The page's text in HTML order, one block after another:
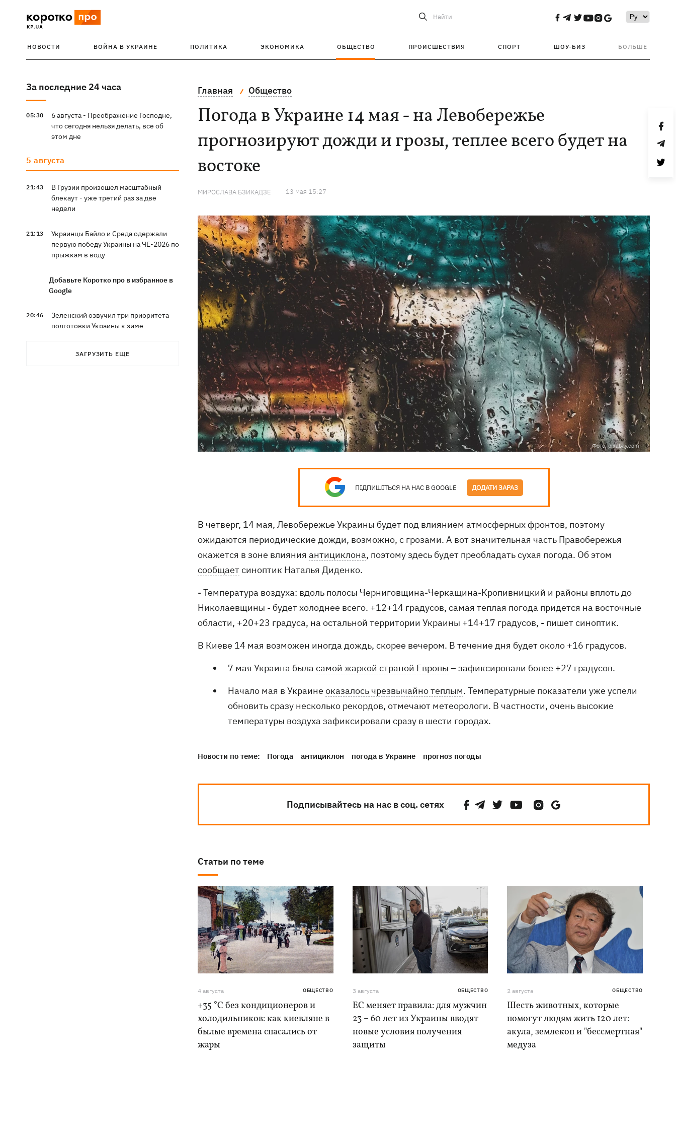
Найти
НОВОСТИ ВОЙНА В УКРАИНЕ ПОЛИТИКА ЭКОНОМИКА ОБЩЕСТВО ПРОИСШЕСТВИЯ СПОРТ ШОУ-БИЗ БОЛЬШЕ
За последние 24 часа
05:30
6 августа - Преображение Господне,
что сегодня нельзя делать, все об
этом дне
5 августа
21:43
В Грузии произошел масштабный
блекаут - уже третий раз за две
недели
21:13
Украинцы Байло и Среда одержали
первую победу Украины на ЧЕ-2026 по
прыжкам в воду
Добавьте Коротко про в избранное в
Google
20:46
Зеленский озвучил три приоритета
подготовки Украины к зиме
Украинцев просят сократить
ЗАГРУЗИТЬ ЕЩЕ
Главная Общество
Погода в Украине 14 мая - на Левобережье
прогнозируют дожди и грозы, теплее всего будет на
востоке
МИРОСЛАВА БЗИКАДЗЕ 13 мая 15:27
Фото: pixabay.com
ПІДПИШІТЬСЯ НА НАС В GOOGLE ДОДАТИ ЗАРАЗ
В четверг, 14 мая, Левобережье Украины будет под влиянием атмосферных фронтов, поэтому
ожидаются периодические дожди, возможно, с грозами. А вот значительная часть Правобережья
окажется в зоне влияния антициклона, поэтому здесь будет преобладать сухая погода. Об этом
сообщаетсиноптик Наталья Диденко.
- Температура воздуха: вдоль полосы Черниговщина-Черкащина-Кропивницкий и районы вплоть до
Николаевщины - будет холоднее всего. +12+14 градусов, самая теплая погода придется на восточные
области, +20+23 градуса, на остальной территории Украины +14+17 градусов, - пишет синоптик.
В Киеве 14 мая возможен иногда дождь, скорее вечером. В течение дня будет около +16 градусов.
7 мая Украина была самой жаркой страной Европы – зафиксировали более +27 градусов.
Начало мая в Украине оказалось чрезвычайно теплым. Температурные показатели уже успели
обновить сразу несколько рекордов, отмечают метеорологи. В частности, очень высокие
температуры воздуха зафиксировали сразу в шести городах.
Новости по теме: Погода антициклон погода в Украине прогноз погоды
Подписывайтесь на нас в соц. сетях
Статьи по теме
4 августа ОБЩЕСТВО
+35 °C без кондиционеров и
холодильников: как киевляне в
былые времена спасались от
жары
3 августа ОБЩЕСТВО
ЕС меняет правила: для мужчин
23 – 60 лет из Украины вводят
новые условия получения
защиты
2 августа ОБЩЕСТВО
Шесть животных, которые
помогут людям жить 120 лет:
акула, землекоп и "бессмертная"
медуза